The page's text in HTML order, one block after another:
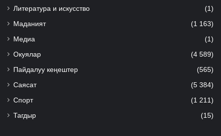
Литература и искусство (1)
Маданият (1 163)
Медиа (1)
Окуялар (4 589)
Пайдалуу кеңештер (565)
Саясат (5 384)
Спорт (1 211)
Тагдыр (15)